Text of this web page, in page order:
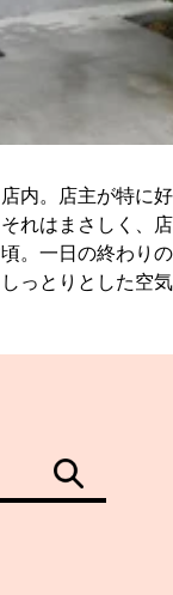
内。店主が特に好
れはまさしく、店
。一日の終わりの
っとりとした空気